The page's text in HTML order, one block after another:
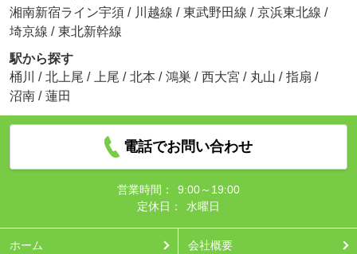
湘南新宿ライン宇須 / 川越線 / 東武野田線 / 京浜東北線 /
埼京線 / 東北新幹線
駅から探す
桶川
/ 北上尾 / 上尾 / 北本 / 鴻巣 / 西大宮 / 丸山 / 指扇 /
沼南 / 蓮田
電話でお問い合わせ
営業時間：
9:00～19:00
定休日：
水曜日
ホーム 会社概要